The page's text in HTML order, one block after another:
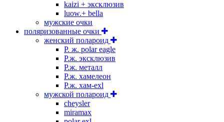
kaizi + эксклюзив
luow.+ bella
мужские очки
поляризованные очки
женский полароид
P. ж. polar eagle
P.ж. эксклюзив
Р.ж. металл
P.ж. хамелеон
Р.ж. хам-exl
мужской полароид
cheysler
miramax